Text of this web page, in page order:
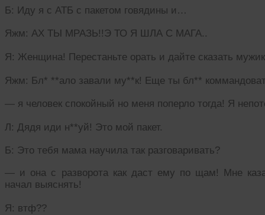
Б: Иду я с АТБ с пакетом говядины и…
Яжм: АХ ТЫ МРАЗЬ!!Э ТО Я ШЛА С МАГА..
Я: Женщина! Перестаньте орать и дайте сказать
Яжм: Бл* **ало завали му**к! Еще ты бл**
— я человек спокойный но меня поперло тогда! Я
Л: Дядя иди н**уй! Это мой пакет.
Б: Это тебя мама научила так разговаривать?
— и она с разворота как даст ему по щам! Мне
начал выяснять!
Я: втф??